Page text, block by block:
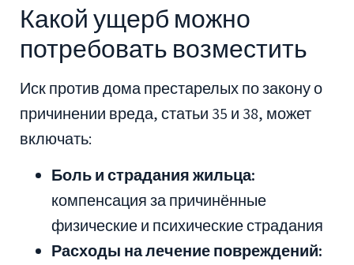
Какой ущерб можно
потребовать возместить
Иск против дома престарелых по закону о
причинении вреда, статьи 35 и 38, может
включать:
Боль и страдания жильца:
компенсация за причинённые
физические и психические страдания
Расходы на лечение повреждений: